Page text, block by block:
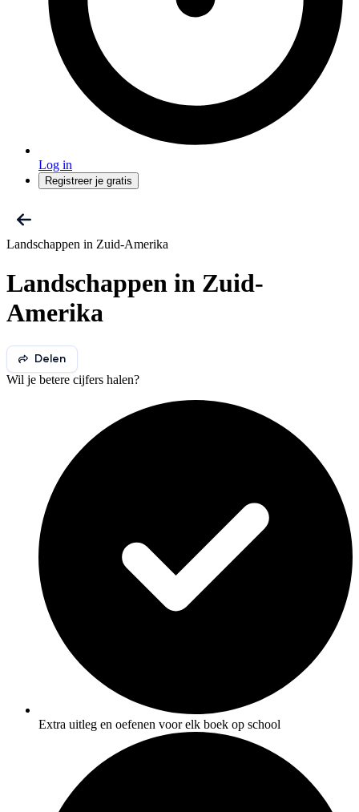
Log in
Registreer je gratis
Landschappen in Zuid-Amerika
Landschappen in Zuid-
Amerika
Delen
Wil je betere cijfers halen?
Extra uitleg en oefenen voor elk boek op school